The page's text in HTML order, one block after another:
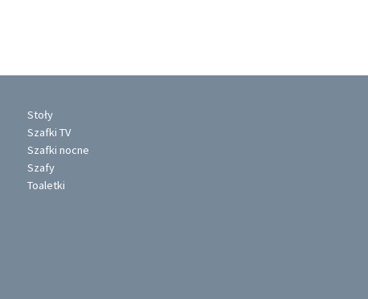
Stoły
Szafki TV
Szafki nocne
Szafy
Toaletki